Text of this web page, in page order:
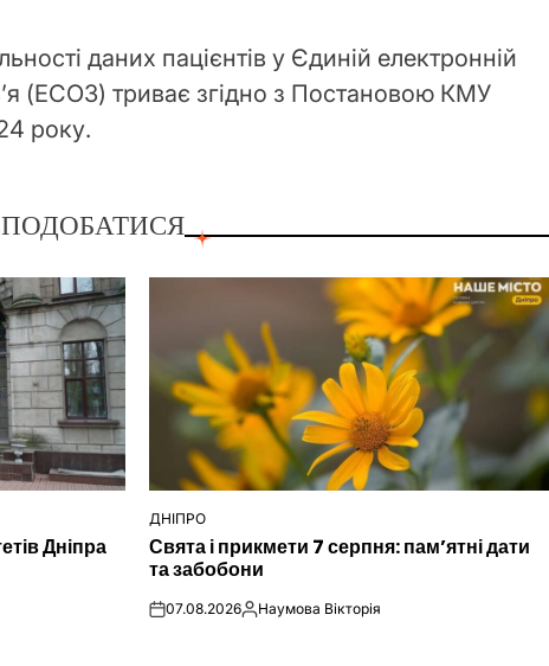
даних пацієнтів у Єдиній електронній
(ЕСОЗ) триває згідно з Постановою КМУ
року.
Дніпра
ОПУБЛІКУВАТИ
У
ДНІПРО
Свята і прикмети 7 серпня: пам’ятні дати
та забобони
on07.08.2026Опубліковано
Наумова Вікторія